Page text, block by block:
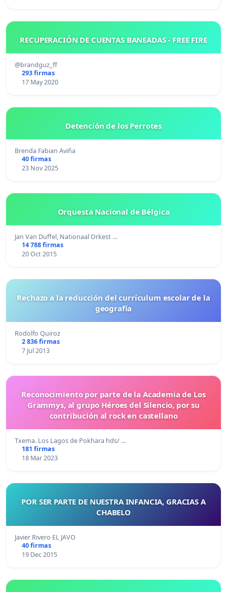
RECUPERACIÓN DE CUENTAS BANEADAS - FREE FIRE
@brandguz_ff
293 firmas
17 May 2020
Detención de los Perrotes
Brenda Fabian Aviña
40 firmas
23 Nov 2025
Orquesta Nacional de Bélgica
Jan Van Duffel, Nationaal Orkest …
14 788 firmas
20 Oct 2015
Rechazo a la reducción del currículum escolar de la
geografía
Rodolfo Quiroz
2 836 firmas
7 Jul 2013
Reconocimiento por parte de la Academia de Los
Grammys, al grupo Héroes del Silencio, por su
contribución al rock en castellano
Txema. Los Lagos de Pokhara hds/ …
181 firmas
18 Mar 2023
POR SER PARTE DE NUESTRA INFANCIA, GRACIAS A
CHABELO
Javier Rivero EL JAVO
40 firmas
19 Dec 2015